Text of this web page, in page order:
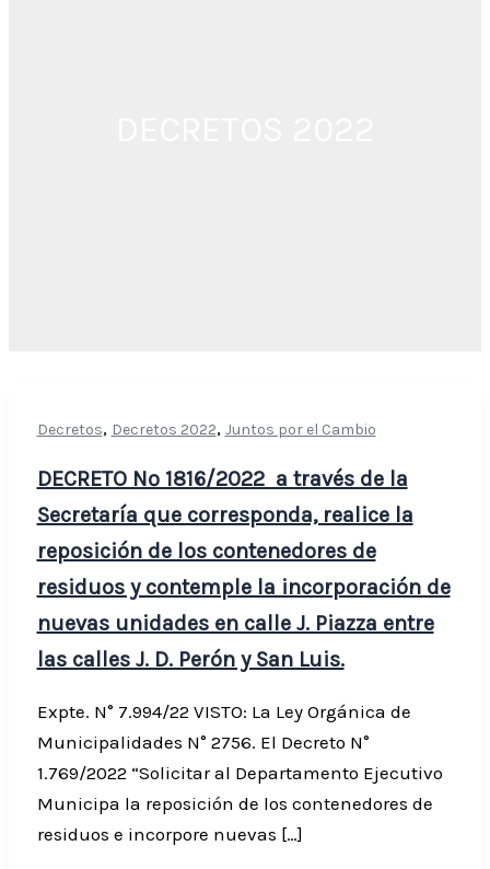
Decretos, Decretos 2022, Juntos por el Cambio
DECRETO Nº 1816/2022 a través de la
Secretaría que corresponda, realice la
reposición de los contenedores de
residuos y contemple la incorporación de
nuevas unidades en calle J. Piazza entre
las calles J. D. Perón y San Luis.
Expte. N° 7.994/22 VISTO: La Ley Orgánica de
Municipalidades N° 2756. El Decreto N°
1.769/2022 “Solicitar al Departamento Ejecutivo
Municipa la reposición de los contenedores de
residuos e incorpore nuevas […]